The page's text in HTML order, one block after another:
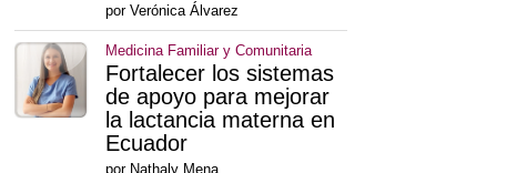
por Verónica Álvarez
Medicina Familiar y Comunitaria
Fortalecer los sistemas
de apoyo para mejorar
la lactancia materna en
Ecuador
por Nathaly Mena